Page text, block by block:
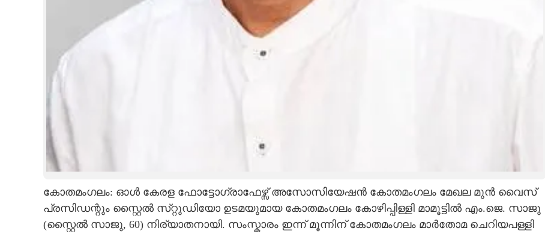
കോതമംഗലം: ഓൾ കേരള ഫോട്ടോഗ്രാഫേഴ്സ് അസോസിയേഷൻ കോതമംഗലം മേഖല മുൻ വൈസ്
പ്രസിഡന്റും സ്റ്റൈൽ സ്‌റ്റുഡിയോ ഉടമയുമായ കോതമംഗലം കോഴിപ്പിള്ളി മാമൂട്ടിൽ എം.ജെ. സാജു
(സ്റ്റൈൽ സാജു, 60) നിര്യാതനായി. സംസ്കാരം ഇന്ന് മൂന്നിന് കോതമംഗലം മാർതോമ ചെറിയപള്ളി